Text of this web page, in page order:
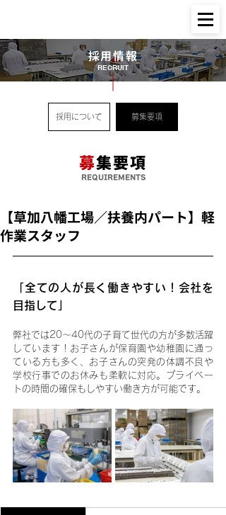
採用情報
RECRUIT
採用について 募集要項
募集要項
REQUIREMENTS
【草加八幡工場／扶養内パート】軽
作業スタッフ
「全ての人が長く働きやすい！会社を
目指して」
弊社では20～40代の子育て世代の方が多数活躍
しています！お子さんが保育園や幼稚園に通っ
ている方も多く、お子さんの突発の体調不良や
学校行事でのお休みも柔軟に対応。プライベー
トの時間の確保もしやすい働き方が可能です。